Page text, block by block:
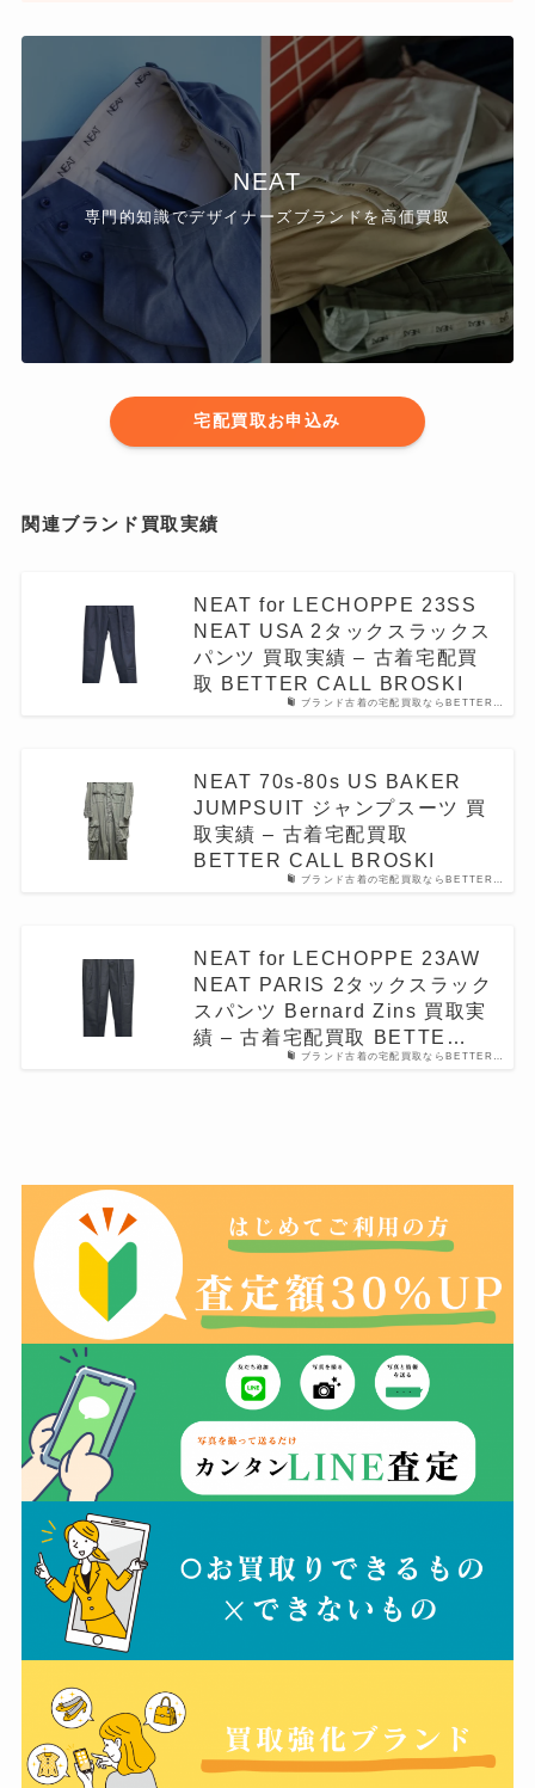
NEAT
専門的知識でデザイナーズブランドを高価買取
宅配買取お申込み
関連ブランド買取実績
ブランド古着の宅配買取ならBETTER…
NEAT for LECHOPPE 23SS
NEAT USA 2タックスラックス
パンツ 買取実績 – 古着宅配買
取 BETTER CALL BROSKI
ブランド古着の宅配買取ならBETTER…
NEAT 70s-80s US BAKER
JUMPSUIT ジャンプスーツ 買
取実績 – 古着宅配買取
BETTER CALL BROSKI
ブランド古着の宅配買取ならBETTER…
NEAT for LECHOPPE 23AW
NEAT PARIS 2タックスラック
スパンツ Bernard Zins 買取実
績 – 古着宅配買取 BETTE…